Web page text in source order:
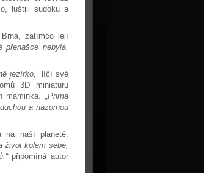
luštili sudoku a
zatímco její
přenášce nebyla.
jezírko,“ líčí své
3D miniaturu
maminka. „Prima
a názornou
na naší planetě.
život kolem sebe,
připomíná autor